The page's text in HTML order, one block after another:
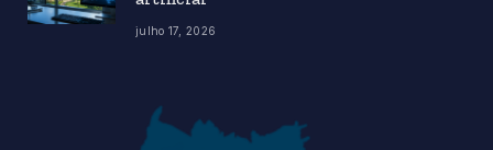
julho 17, 2026